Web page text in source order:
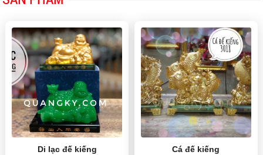
Di lạc đế kiếng Cá đế kiếng